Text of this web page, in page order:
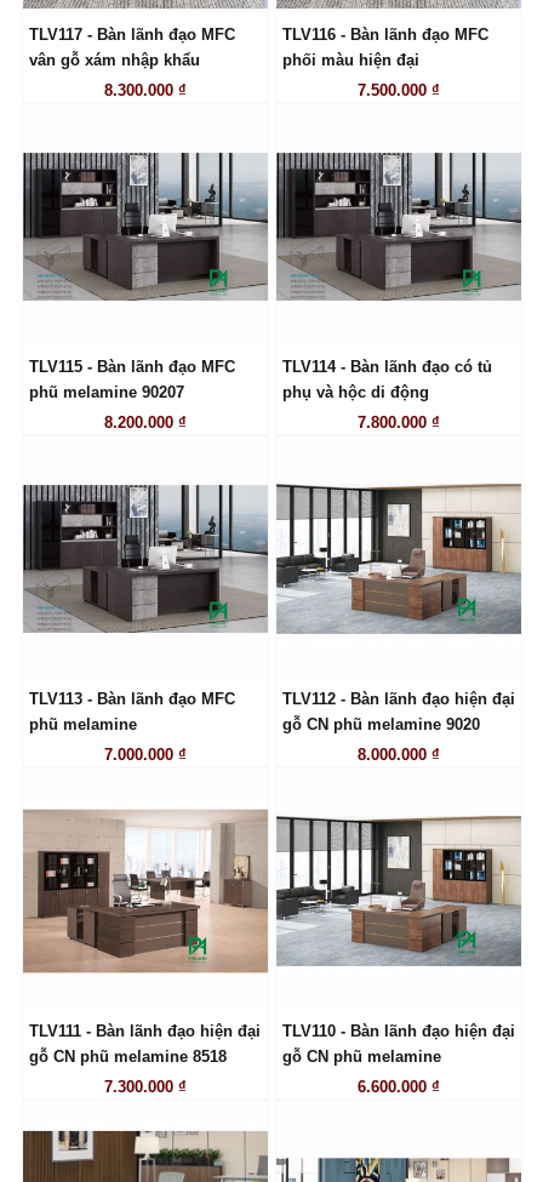
LIÊN HỆ
TLV117 - Bàn lãnh đạo MFC
vân gỗ xám nhập khẩu
8.300.000 ₫
LIÊN HỆ
TLV116 - Bàn lãnh đạo MFC
phối màu hiện đại
7.500.000 ₫
LIÊN HỆ
TLV115 - Bàn lãnh đạo MFC
phũ melamine 90207
8.200.000 ₫
LIÊN HỆ
TLV114 - Bàn lãnh đạo có tủ
phụ và hộc di động
7.800.000 ₫
LIÊN HỆ
TLV113 - Bàn lãnh đạo MFC
phũ melamine
7.000.000 ₫
LIÊN HỆ
TLV112 - Bàn lãnh đạo hiện đại
gỗ CN phũ melamine 9020
8.000.000 ₫
LIÊN HỆ
TLV111 - Bàn lãnh đạo hiện đại
gỗ CN phũ melamine 8518
7.300.000 ₫
LIÊN HỆ
TLV110 - Bàn lãnh đạo hiện đại
gỗ CN phũ melamine
6.600.000 ₫